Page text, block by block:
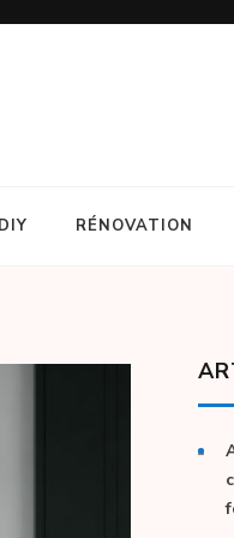
DIY RÉNOVATION